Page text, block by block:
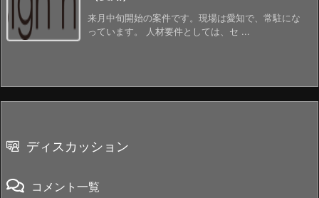
来月中旬開始の案件です。現場は愛知で、常駐にな
っています。 人材要件としては、セ ...
ディスカッション
コメント一覧